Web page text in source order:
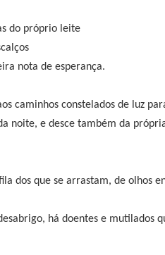
do próprio leite
nota de esperança.
caminhos constelados de luz
noite, e desce também da
dos que se arrastam, de olhos
há doentes e mutilados